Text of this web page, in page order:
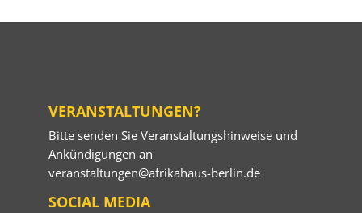
VERANSTALTUNGEN?
Bitte senden Sie Veranstaltungshinweise und
Ankündigungen an
veranstaltungen@afrikahaus-berlin.de
SOCIAL MEDIA